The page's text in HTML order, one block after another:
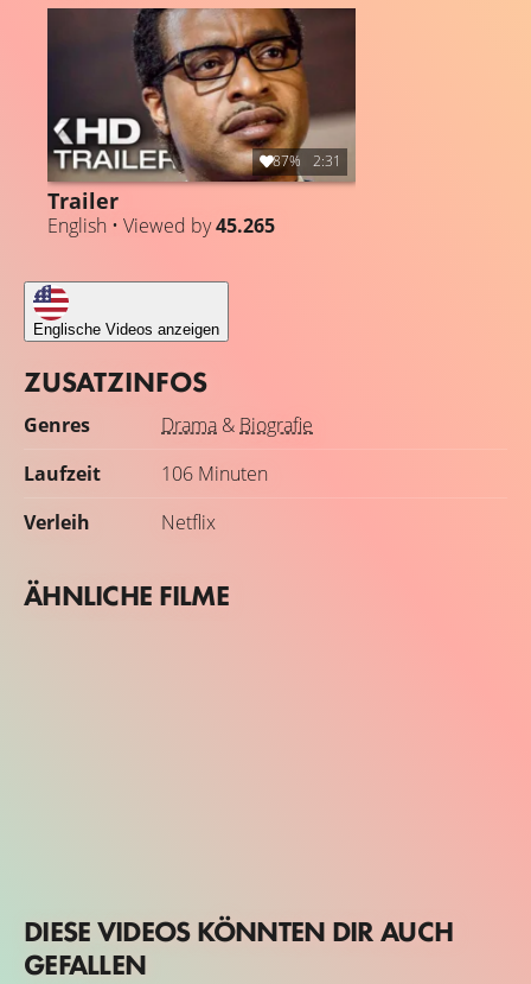
Überzeugung, dass die Hölle nicht existieren würde. Als
der Priester seine Erkenntnis in die Welt hinaus predigt,
sieht er sich plötzlich der Verachtung seiner Kirche
ausgesetzt und wird der Ketzerei bezichtigt. Schnell
verbreitet sich die Empörung auch über die Gemeinde
hinaus und schadet Carltons Ruf immens. Dieser droht
alles zu verlieren, was er sich mühevoll erarbeitet hat. Ist
er bereit, dieses Risiko einzugehen, um an seiner
Überzeugung weiter festzuhalten?
87% 2:31
Trailer
English • Viewed by45.265
Englische Videos anzeigen
ZUSATZINFOS
Genres Drama & Biografie
Laufzeit
106 Minuten
Verleih
Netflix
ÄHNLICHE FILME
DIESE VIDEOS KÖNNTEN DIR AUCH
GEFALLEN